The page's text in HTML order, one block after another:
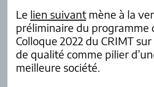
Le lien suivantmène à la
préliminaire du programme
Colloque 2022 du CRIMT
de qualité comme pilier
meilleure société.